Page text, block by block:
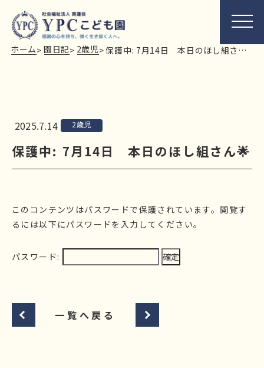
ホーム> 園日記> 2歳児> 保護中: 7月14日 本日のほし組さん🌟
2025.7.14 2歳児
保護中: 7月14日 本日のほし組さん🌟
このコンテンツはパスワードで保護されています。閲覧す
るには以下にパスワードを入力してください。
パスワード:
一覧へ戻る